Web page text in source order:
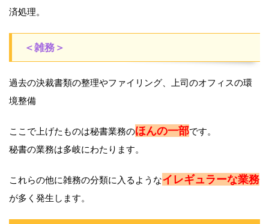
済処理。
＜雑務＞
過去の決裁書類の整理やファイリング、上司のオフィスの環
境整備
ここで上げたものは秘書業務のほんの一部です。
秘書の業務は多岐にわたります。
これらの他に雑務の分類に入るようなイレギュラーな業務
が多く発生します。